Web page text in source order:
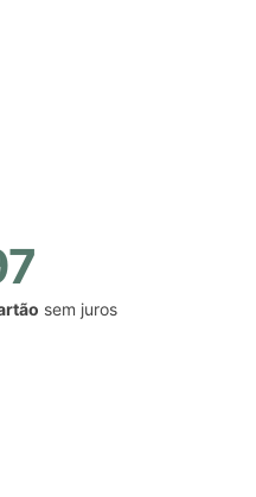
sem juros